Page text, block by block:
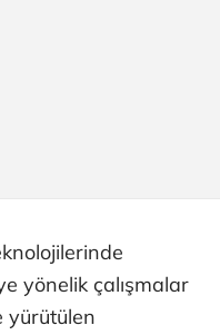
yönelik çalışmalar
yürütülen